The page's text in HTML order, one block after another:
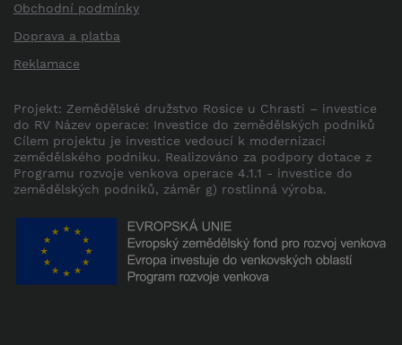
Obchodní podmínky
Doprava a platba
Reklamace
Projekt: Zemědělské družstvo Rosice u Chrasti – investice
do RV Název operace: Investice do zemědělských podniků
Cílem projektu je investice vedoucí k modernizaci
zemědělského podniku. Realizováno za podpory dotace z
Programu rozvoje venkova operace 4.1.1 - investice do
zemědělských podniků, záměr g) rostlinná výroba.